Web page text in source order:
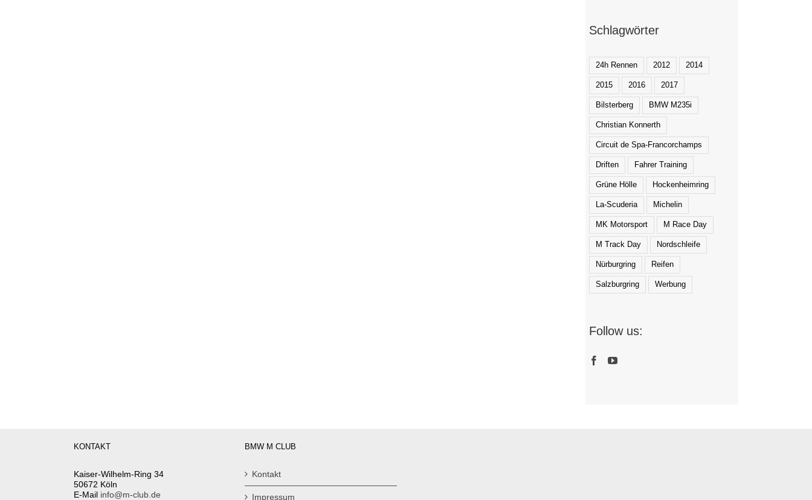
Schlagwörter
24h Rennen 2012 2014
2015 2016 2017
Bilsterberg BMW M235i
Christian Konnerth
Circuit de Spa-Francorchamps
Driften Fahrer Training
Grüne Hölle Hockenheimring
La-Scuderia Michelin
MK Motorsport M Race Day
M Track Day Nordschleife
Nürburgring Reifen
Salzburgring Werbung
Follow us:
KONTAKT
Kaiser-Wilhelm-Ring 34
50672 Köln
E-Mail info@m-club.de
BMW M CLUB
Kontakt
Impressum